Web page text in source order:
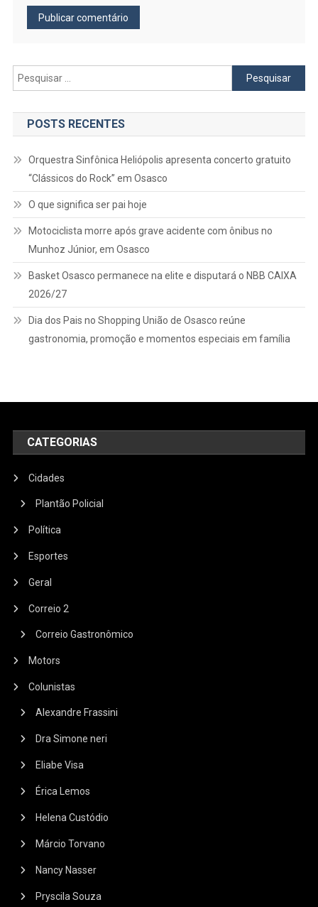
Pesquisar
por:
POSTS RECENTES
Orquestra Sinfônica Heliópolis apresenta concerto gratuito
“Clássicos do Rock” em Osasco
O que significa ser pai hoje
Motociclista morre após grave acidente com ônibus no
Munhoz Júnior, em Osasco
Basket Osasco permanece na elite e disputará o NBB CAIXA
2026/27
Dia dos Pais no Shopping União de Osasco reúne
gastronomia, promoção e momentos especiais em família
CATEGORIAS
Cidades
Plantão Policial
Política
Esportes
Geral
Correio 2
Correio Gastronômico
Motors
Colunistas
Alexandre Frassini
Dra Simone neri
Eliabe Visa
Érica Lemos
Helena Custódio
Márcio Torvano
Nancy Nasser
Pryscila Souza